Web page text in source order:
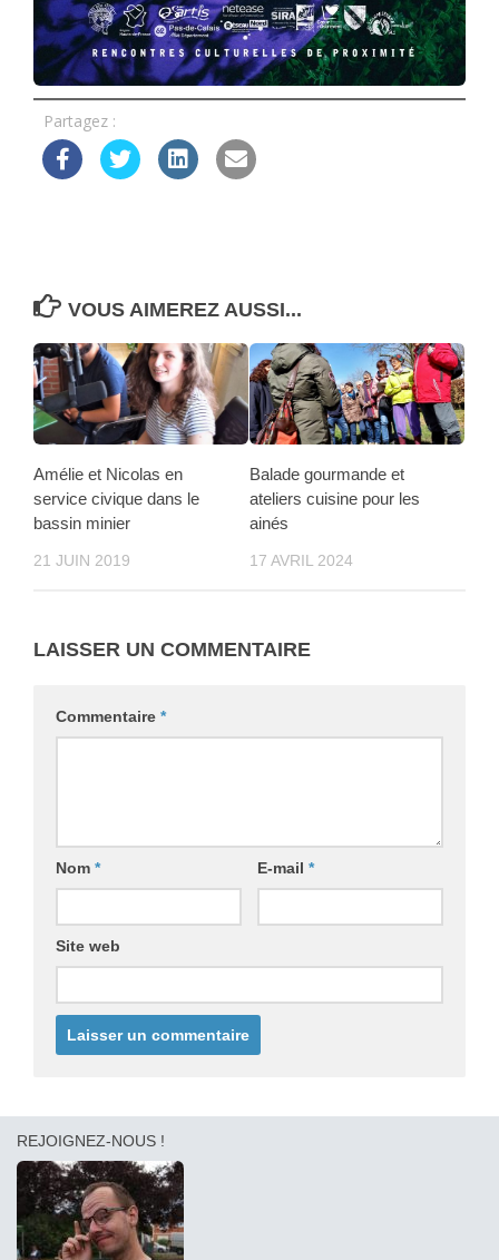
Partagez :
VOUS AIMEREZ AUSSI...
Amélie et Nicolas en
service civique dans le
bassin minier
21 JUIN 2019
Balade gourmande et
ateliers cuisine pour les
ainés
17 AVRIL 2024
LAISSER UN COMMENTAIRE
Commentaire *
Nom * E-mail *
Site web
REJOIGNEZ-NOUS !